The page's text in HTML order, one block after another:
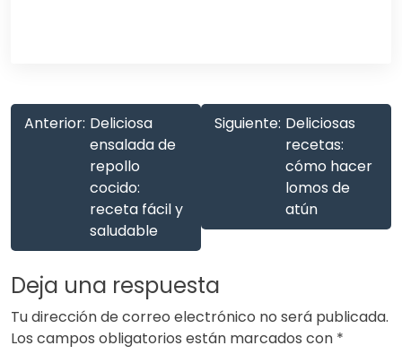
Anterior: Deliciosa
ensalada de
repollo
cocido:
receta fácil y
saludable
Siguiente: Deliciosas
recetas:
cómo hacer
lomos de
atún
Deja una respuesta
Tu dirección de correo electrónico no será publicada.
Los campos obligatorios están marcados con *